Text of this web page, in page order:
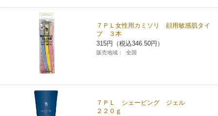
プリペイドサービス
スポーツ振興くじ
行政サービス
各種料金のお支払い
スマホプリペイド
レジでApple Accountにチャージ
オンラインフォトサービス
CNプレイガイド
国内店舗数
売上高、店舗数推移
セブン‐イレブンの海外事業
データで見るセブン‐イレブン
4VISIONS
サステナビリティニュース
報告書ライブラリー
Language
English (Corporate)
English (Services)
中文[繁體字](服務)
简体中文(服务)
한국어(서비스)
ภาษาไทย(บริการ)
７ＰＬ女性用カミソリ 顔用敏感肌タイ
プ ３本
315円（税込346.50円）
販売地域： 全国
７ＰＬ シェービング ジェル
２２０ｇ